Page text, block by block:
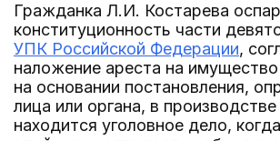
Гражданка Л.И. Костарева
конституционность части
УПК Российской Федерации,
наложение ареста на
на основании постановления,
лица или органа, в
находится уголовное дело,